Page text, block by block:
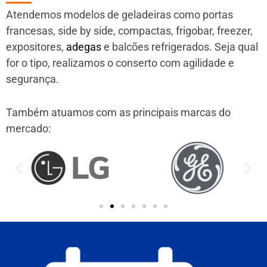
Atendemos modelos de geladeiras como portas
francesas, side by side, compactas, frigobar, freezer,
expositores, adegase balcões refrigerados. Seja qual
for o tipo, realizamos o conserto com agilidade e
segurança.
Também atuamos com as principais marcas do
mercado: